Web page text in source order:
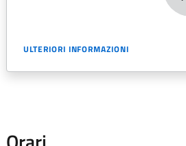
ULTERIORI INFORMAZIONI